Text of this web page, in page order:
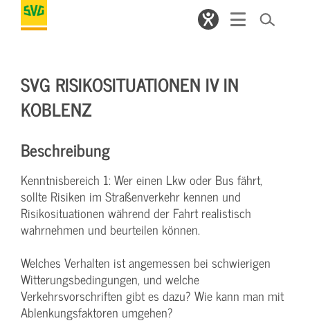
SVG RISIKOSITUATIONEN IV IN
KOBLENZ
Beschreibung
Kenntnisbereich 1: Wer einen Lkw oder Bus fährt,
sollte Risiken im Straßenverkehr kennen und
Risikosituationen während der Fahrt realistisch
wahrnehmen und beurteilen können.
Welches Verhalten ist angemessen bei schwierigen
Witterungsbedingungen, und welche
Verkehrsvorschriften gibt es dazu? Wie kann man mit
Ablenkungsfaktoren umgehen?